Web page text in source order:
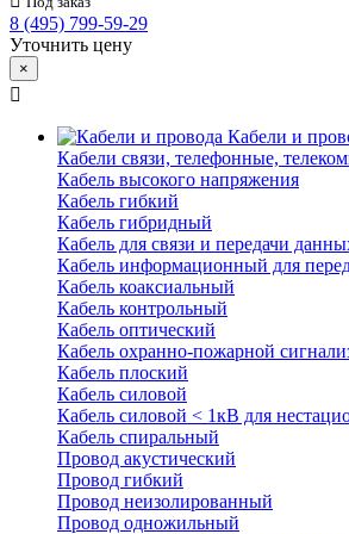
8 (495) 799-59-29
Уточнить цену
×
Кабели и
Кабели связи, телефонные,
Кабель высокого напряжения
Кабель гибкий
Кабель гибридный
Кабель для связи и передачи
Кабель информационный для
Кабель коаксиальный
Кабель контрольный
Кабель оптический
Кабель охранно-пожарной
Кабель плоский
Кабель силовой
Кабель силовой < 1кВ для
Кабель спиральный
Провод акустический
Провод гибкий
Провод неизолированный
Провод одножильный